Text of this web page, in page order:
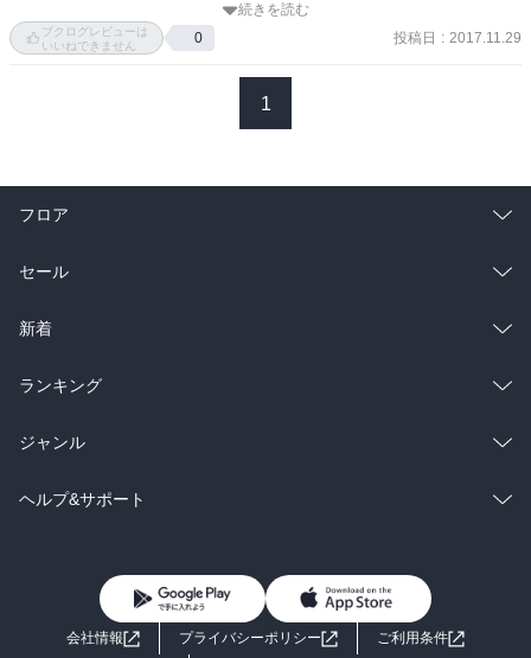
老境小説集だった。若い頃は輝いてた人たちの老後が多く書かれ
ていた。2003年発行。60代の作品か。80年代の作品と嗜好は変わら
れないが。そして、人間らしい悔いや未練、惨めさを書き込みつ
ったのか…とか思ったり。唐突すぎる幻覚？落ちとか完成度として
の憐憫ではなく、非凡な美を探り出す志向混じりなのが素晴らしい
の木の下に住み、木の下には懸衣翁という鬼が住んでいる。…はぎ
続きを読む
ブクログレビューは
いいねできません
0 投稿日 : 2017.11.29
1
フロア
総合
ラノベ
雑誌・グラビア
BL・TL
セール
総合
ラノベ
雑誌・グラビア
BL・TL
新着
総合
ラノベ
雑誌・グラビア
ランキング
総合
ラノベ
ジャンル
コミック
ライトノベル 男子向けラノベ
ヘルプ&サポート
よくあるご質問 お問い合わせ
会社情報 プライバシーポリシー ご利用条件